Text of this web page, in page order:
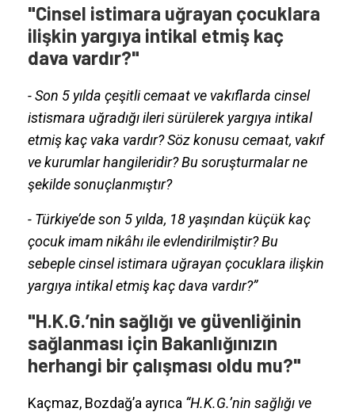
"Cinsel istimara uğrayan çocuklara
ilişkin yargıya intikal etmiş kaç
dava vardır?"
- Son 5 yılda çeşitli cemaat ve vakıflarda cinsel
istismara uğradığı ileri sürülerek yargıya intikal
etmiş kaç vaka vardır? Söz konusu cemaat, vakıf
ve kurumlar hangileridir? Bu soruşturmalar ne
şekilde sonuçlanmıştır?
- Türkiye’de son 5 yılda, 18 yaşından küçük kaç
çocuk imam nikâhı ile evlendirilmiştir? Bu
sebeple cinsel istimara uğrayan çocuklara ilişkin
yargıya intikal etmiş kaç dava vardır?”
"H.K.G.’nin sağlığı ve güvenliğinin
sağlanması için Bakanlığınızın
herhangi bir çalışması oldu mu?"
Kaçmaz, Bozdağ’a ayrıca “H.K.G.’nin sağlığı ve